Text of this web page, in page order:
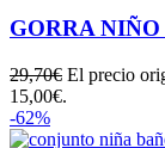
GORRA
29,70€ El precio
15,00€.
-62%